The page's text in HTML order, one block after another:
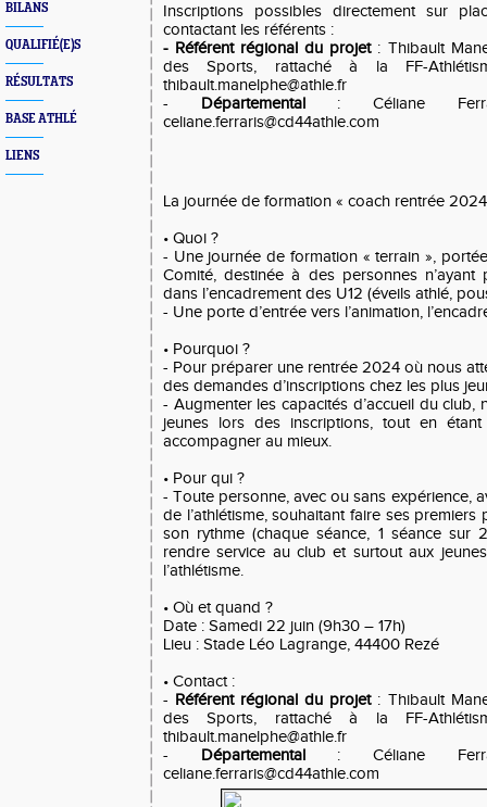
BILANS
QUALIFIÉ(E)S
RÉSULTATS
BASE ATHLÉ
LIENS
Inscriptions possibles directement sur
contactant les référents :
- Référent régional du projet: Thibault
des Sports, rattaché à la FF-
thibault.manelphe@athle.fr
- Départemental: Céliane
celiane.ferraris@cd44athle.com
La journée de formation « coach rentrée 2024
• Quoi ?
- Une journée de formation « terrain »,
Comité, destinée à des personnes n’ayant
dans l’encadrement des U12 (éveils athlé,
- Une porte d’entrée vers l’animation,
• Pourquoi ?
- Pour préparer une rentrée 2024 où nous
des demandes d’inscriptions chez les plus
- Augmenter les capacités d’accueil du club,
jeunes lors des inscriptions, tout en
accompagner au mieux.
• Pour qui ?
- Toute personne, avec ou sans expérience,
de l’athlétisme, souhaitant faire ses premiers
son rythme (chaque séance, 1 séance sur
rendre service au club et surtout aux
l’athlétisme.
• Où et quand ?
Date : Samedi 22 juin (9h30 – 17h)
Lieu : Stade Léo Lagrange, 44400 Rezé
• Contact :
- Référent régional du projet: Thibault
des Sports, rattaché à la FF-
thibault.manelphe@athle.fr
- Départemental: Céliane
celiane.ferraris@cd44athle.com